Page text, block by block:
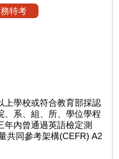
特考
上學校或符合教育部採認
、系、組、所、學位學程
年內曾通過英語檢定測
共同參考架構(CEFR) A2